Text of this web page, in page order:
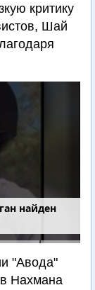
критику
Шай
найден
"Авода"
Нахмана